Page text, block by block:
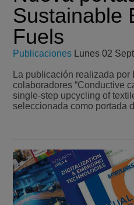
Sustainable
Fuels
Publicaciones Lunes 02
La publicación realizada
colaboradores “Conductive
single-step upcycling of
seleccionada como portada